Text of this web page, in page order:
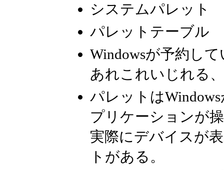
システムパレット
パレットテーブル
Windowsが予約し
あれこれいじれる
パレットは
プリケーションが
実際にデバイスが
トがある。